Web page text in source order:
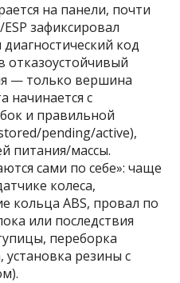
на панели, почти
зафиксировал
код
отказоустойчивый
— только вершина
начинается с
и правильной
pending/active),
питания/массы.
сами по себе»: чаще
колеса,
кольца ABS, провал по
или последствия
переборка
резины с